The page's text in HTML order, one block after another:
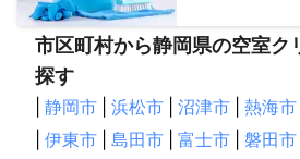
市区町村から静岡県の空室ク
探す
静岡市 浜松市 沼津市 熱海市
伊東市 島田市 富士市 磐田市